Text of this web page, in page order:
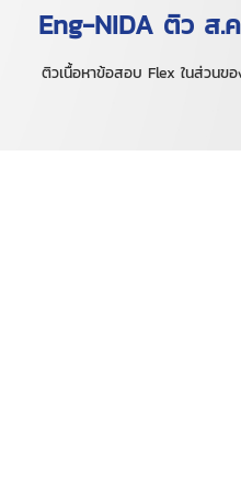
Eng-NIDA ติว ส.
ติวเนื้อหาข้อสอบ Flex ในส่วนข